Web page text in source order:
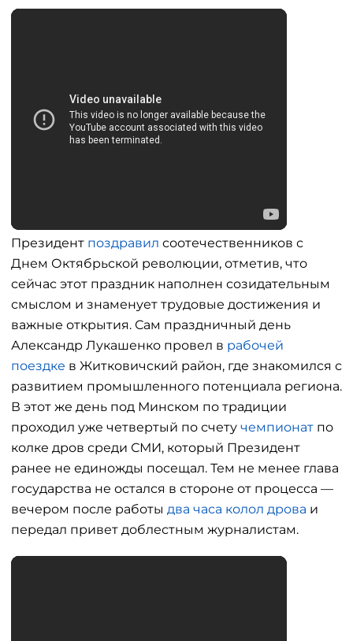
Президент поздравил соотечественников с
Днем Октябрьской революции, отметив, что
сейчас этот праздник наполнен созидательным
смыслом и знаменует трудовые достижения и
важные открытия. Сам праздничный день
Александр Лукашенко провел в рабочей
поездке в Житковичский район, где знакомился с
развитием промышленного потенциала региона.
В этот же день под Минском по традиции
проходил уже четвертый по счету чемпионат по
колке дров среди СМИ, который Президент
ранее не единожды посещал. Тем не менее глава
государства не остался в стороне от процесса —
вечером после работы два часа колол дрова и
передал привет доблестным журналистам.